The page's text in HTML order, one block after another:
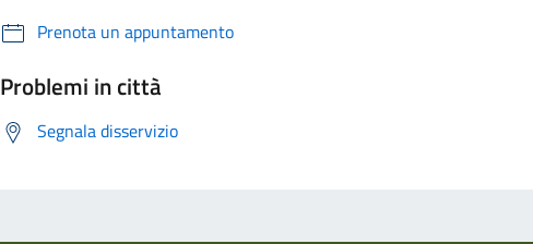
Prenota un appuntamento
Problemi in città
Segnala disservizio